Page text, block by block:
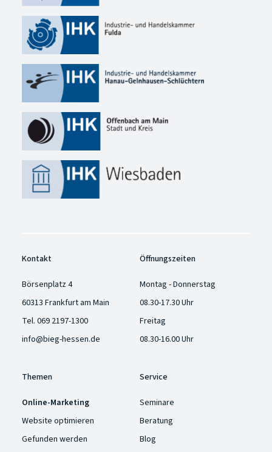
Kontakt
Börsenplatz 4
60313 Frankfurt am Main
Tel. 069 2197-1300
info@bieg-hessen.de
Öffnungszeiten
Montag - Donnerstag
08.30-17.30 Uhr
Freitag
08.30-16.00 Uhr
Themen
Online-Marketing
Website optimieren
Gefunden werden
Service
Seminare
Beratung
Blog